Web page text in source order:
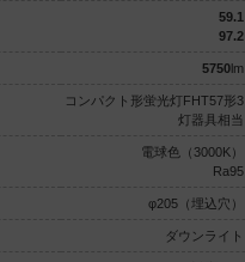
59.1
97.2
5750lm
コンパクト形蛍光灯FHT57形3
灯器具相当
電球色（3000K）
Ra95
φ205（埋込穴）
ダウンライト